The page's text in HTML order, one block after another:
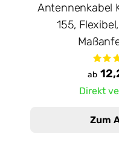
Antennenkabel
155,
ab
Direkt
Zum